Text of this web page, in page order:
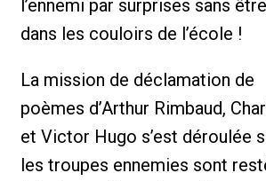
l’ennemi par surprises sans
dans les couloirs de l’école !
La mission de déclamation de
poèmes d’Arthur Rimbaud,
et Victor Hugo s’est déroulée
les troupes ennemies sont